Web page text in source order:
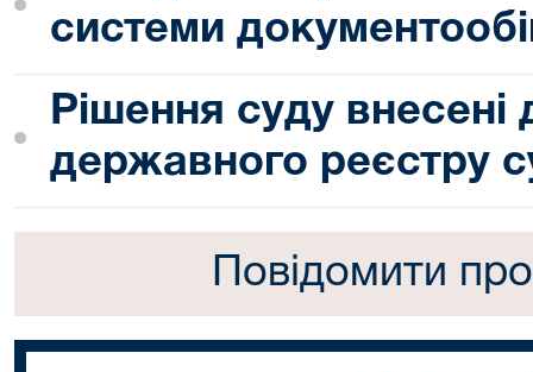
системи
Рішення суду
державного реєстру
Повідомити